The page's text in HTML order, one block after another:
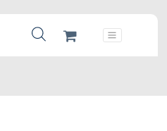
Products search